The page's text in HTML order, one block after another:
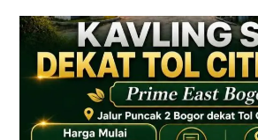
KAVLING
HARMONI
PRIME
EAST